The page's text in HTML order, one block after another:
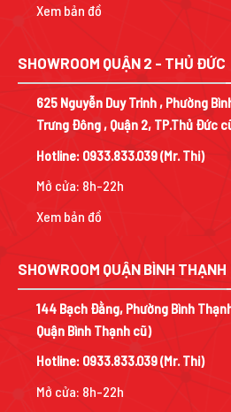
Xem bản đồ
SHOWROOM QUẬN 2 - THỦ ĐỨC
625 Nguyễn Duy Trinh , Phường
Trưng Đông , Quận 2, TP.Thủ Đức
Hotline: 0933.833.039(Mr. Thi)
Mở cửa: 8h-22h
Xem bản đồ
SHOWROOM QUẬN BÌNH THẠNH
144 Bạch Đằng, Phường Bình
Quận Bình Thạnh cũ)
Hotline: 0933.833.039(Mr. Thi)
Mở cửa: 8h-22h